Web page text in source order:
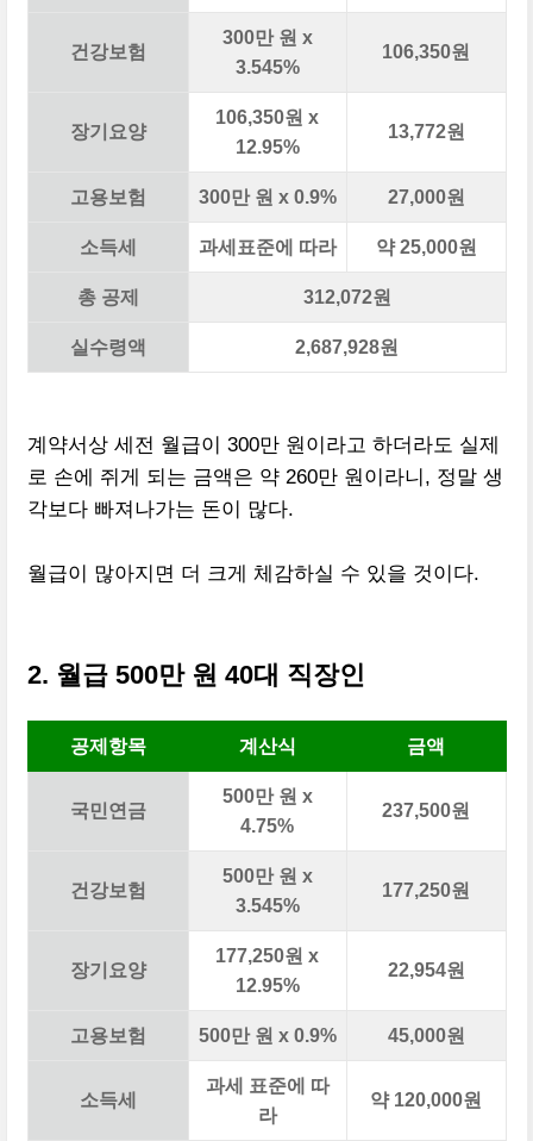
건강보험
300만 원 x
3.545%
106,350원
장기요양
106,350원 x
12.95%
13,772원
고용보험 300만 원 x 0.9% 27,000원
소득세 과세표준에 따라 약 25,000원
총 공제 312,072원
실수령액 2,687,928원
계약서상 세전 월급이 300만 원이라고 하더라도 실제
로 손에 쥐게 되는 금액은 약 260만 원이라니, 정말 생
각보다 빠져나가는 돈이 많다.
월급이 많아지면 더 크게 체감하실 수 있을 것이다.
2. 월급 500만 원 40대 직장인
공제항목 계산식 금액
국민연금
500만 원 x
4.75%
237,500원
건강보험
500만 원 x
3.545%
177,250원
장기요양
177,250원 x
12.95%
22,954원
고용보험 500만 원 x 0.9% 45,000원
소득세
과세 표준에 따
라
약 120,000원